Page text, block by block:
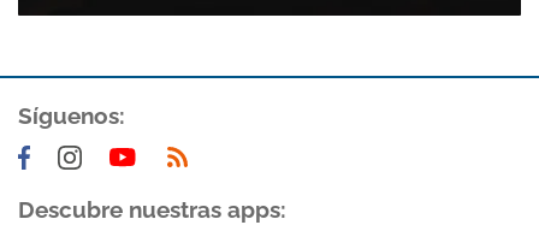
Síguenos:
Descubre nuestras apps: